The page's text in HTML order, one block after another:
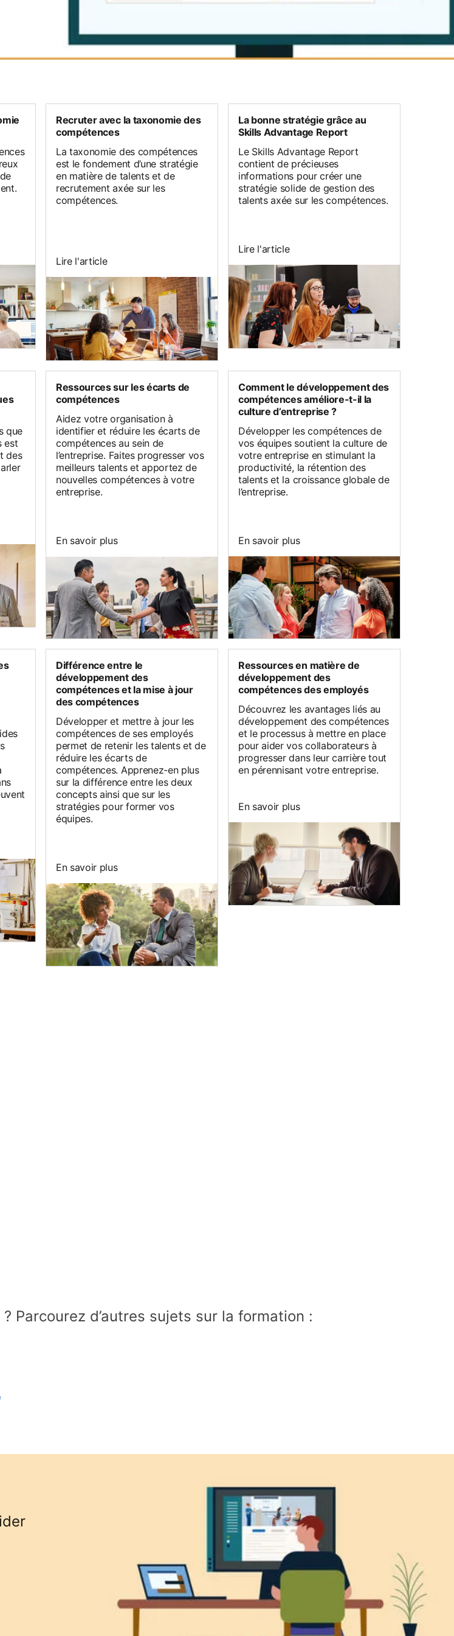
Recruter avec la taxonomie des
compétences
La taxonomie des compétences
est le fondement d’une stratégie
en matière de talents et de
recrutement axée sur les
compétences.
Lire l'article
La bonne stratégie grâce au
Skills Advantage Report
Le Skills Advantage Report
contient de précieuses
informations pour créer une
stratégie solide de gestion des
talents axée sur les compétences.
Lire l'article
que
est
des
Ressources sur les écarts de
compétences
Aidez votre organisation à
identifier et réduire les écarts de
compétences au sein de
l’entreprise. Faites progresser vos
meilleurs talents et apportez de
nouvelles compétences à votre
entreprise.
En savoir plus
Comment le développement des
compétences améliore-t-il la
culture d’entreprise ?
Développer les compétences de
vos équipes soutient la culture de
votre entreprise en stimulant la
productivité, la rétention des
talents et la croissance globale de
l’entreprise.
En savoir plus
Différence entre le
développement des
compétences et la mise à jour
des compétences
Développer et mettre à jour les
compétences de ses employés
permet de retenir les talents et de
réduire les écarts de
compétences. Apprenez-en plus
sur la différence entre les deux
concepts ainsi que sur les
stratégies pour former vos
équipes.
En savoir plus
Ressources en matière de
développement des
compétences des employés
Découvrez les avantages liés au
développement des compétences
et le processus à mettre en place
pour aider vos collaborateurs à
progresser dans leur carrière tout
en pérennisant votre entreprise.
En savoir plus
Parcourez d’autres sujets sur la formation :